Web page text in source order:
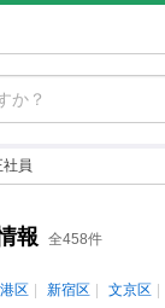
員
報 全458件
港区 新宿区 文京区